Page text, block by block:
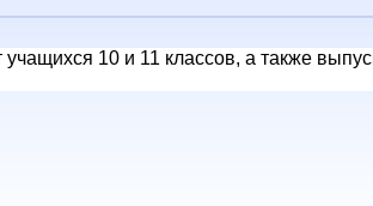
10 и 11 классов, а также